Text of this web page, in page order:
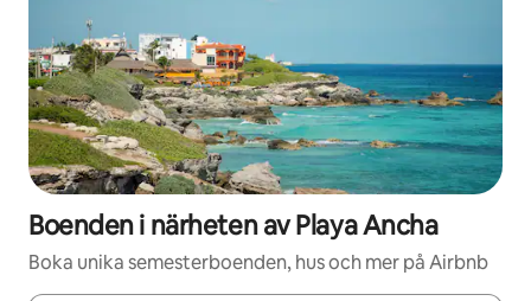
Boenden i närheten av Playa Ancha
Boka unika semesterboenden, hus och mer på Airbnb